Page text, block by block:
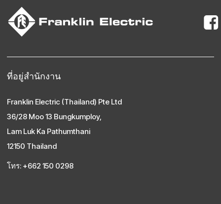
ที่อยู่สํานักงาน
Franklin Electric (Thailand) Pte Ltd
36/28 Moo 13 Bungkumploy,
Lam Luk Ka Pathumthani
12150 Thailand
โทร: +662 150 0298